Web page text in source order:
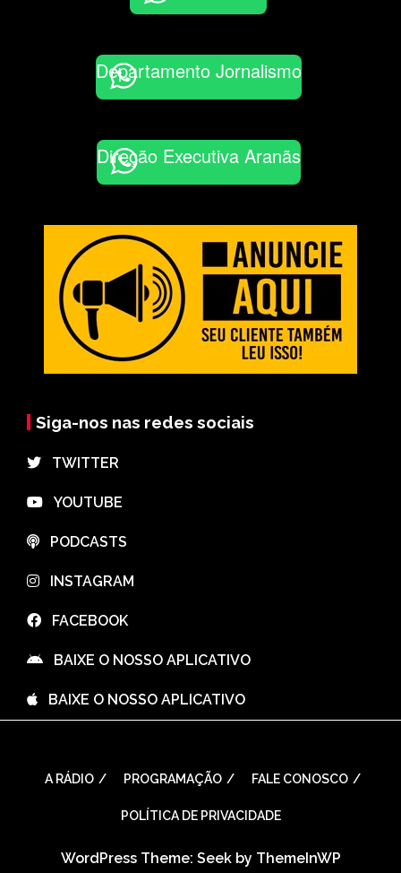
Departamento Jornalismo
Direção Executiva Aranãs
Siga-nos nas redes sociais
⠀TWITTER
⠀YOUTUBE
⠀PODCASTS
⠀INSTAGRAM
⠀FACEBOOK
⠀BAIXE O NOSSO APLICATIVO
⠀BAIXE O NOSSO APLICATIVO
A RÁDIO PROGRAMAÇÃO FALE CONOSCO
POLÍTICA DE PRIVACIDADE
WordPress Theme: Seek by ThemeInWP